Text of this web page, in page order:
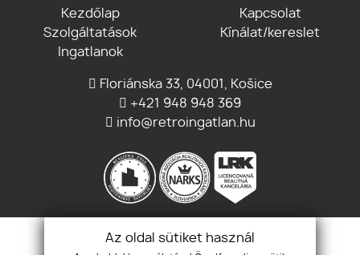
Kezdőlap
Szolgáltatások
Ingatlanok
Kapcsolat
Kínálat/kereslet
Floriánska 33, 04001, Košice
+421 948 948 369
info@retroingatlan.hu
Csatlakozz
Az oldal sütiket használ